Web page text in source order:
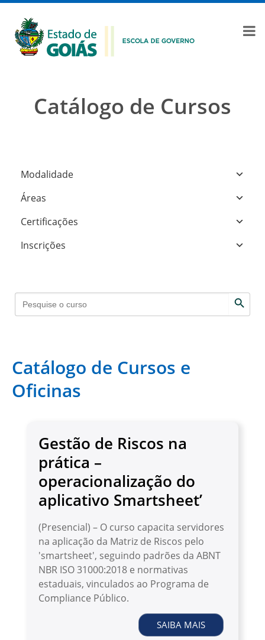
Catálogo de Cursos
Modalidade
Áreas
Certificações
Inscrições
Search
for:
Search
Catálogo de Cursos e
Oficinas
Gestão de Riscos na
prática –
operacionalização do
aplicativo Smartsheet’
(Presencial) – O curso capacita servidores
na aplicação da Matriz de Riscos pelo
'smartsheet', seguindo padrões da ABNT
NBR ISO 31000:2018 e normativas
estaduais, vinculados ao Programa de
Compliance Público.
SAIBA MAIS